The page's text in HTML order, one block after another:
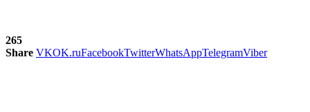
265
Share VKOK.ruFacebookTwitterWhatsAppTelegramViber